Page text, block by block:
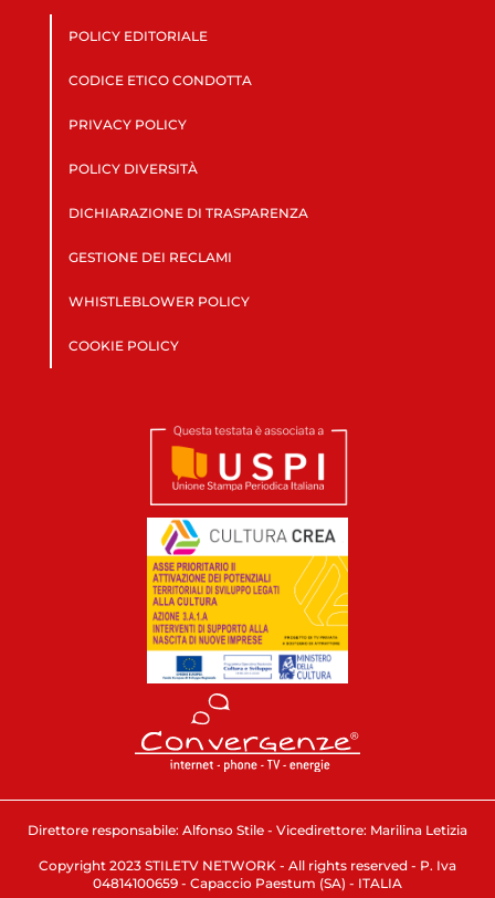
POLICY EDITORIALE
CODICE ETICO CONDOTTA
PRIVACY POLICY
POLICY DIVERSITÀ
DICHIARAZIONE DI TRASPARENZA
GESTIONE DEI RECLAMI
WHISTLEBLOWER POLICY
COOKIE POLICY
Direttore responsabile: Alfonso Stile - Vicedirettore: Marilina Letizia
Copyright 2023 STILETV NETWORK - All rights reserved - P. Iva
04814100659 - Capaccio Paestum (SA) - ITALIA